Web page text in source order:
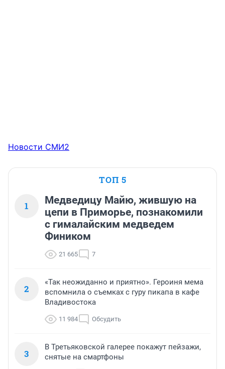
Новости СМИ2
ТОП 5
1
Медведицу Майю, жившую на
цепи в Приморье, познакомили
с гималайским медведем
Фиником
21 665 7
2
«Так неожиданно и приятно». Героиня мема
вспомнила о съемках с гуру пикапа в кафе
Владивостока
11 984 Обсудить
3
В Третьяковской галерее покажут пейзажи,
снятые на смартфоны